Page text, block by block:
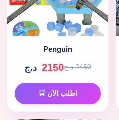
Penguin
2450 د.ج 2150 د.ج
اطلب الآن 🛒